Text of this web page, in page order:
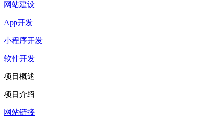
网站建设
App开发
小程序开发
软件开发
项目概述
项目介绍
网站链接